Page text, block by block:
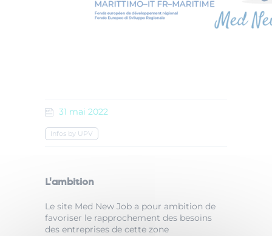
31 mai 2022
Infos by UPV
L'ambition
Le site Med New Job a pour ambition de
favoriser le rapprochement des besoins
des entreprises de cette zone